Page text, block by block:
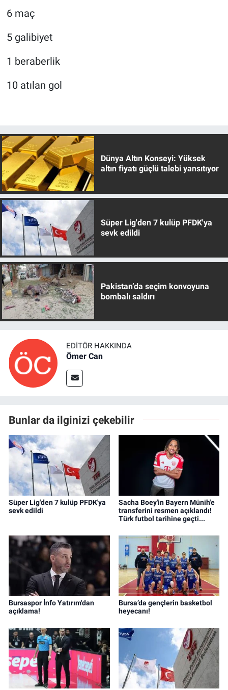
6 maç
5 galibiyet
1 beraberlik
10 atılan gol
Dünya Altın Konseyi: Yüksek
altın fiyatı güçlü talebi yansıtıyor
Süper Lig'den 7 kulüp PFDK'ya
sevk edildi
Pakistan’da seçim konvoyuna
bombalı saldırı
EDITÖR HAKKINDA
Ömer Can
Bunlar da ilginizi çekebilir
Süper Lig'den 7 kulüp PFDK'ya
sevk edildi
Sacha Boey'in Bayern Münih'e
transferini resmen açıklandı!
Türk futbol tarihine geçti...
Bursaspor İnfo Yatırım'dan
açıklama!
Bursa’da gençlerin basketbol
heyecanı!